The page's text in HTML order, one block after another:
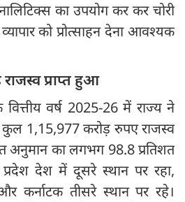
का उपयोग कर कर चोरी
को प्रोत्साहन देना आवश्यक
प्राप्त हुआ
वर्ष 2025-26 में राज्य ने
1,15,977 करोड़ रुपए राजस्व
अनुमान का लगभग 98.8 प्रतिशत
प्रदेश देश में दूसरे स्थान पर रहा,
और कर्नाटक तीसरे स्थान पर रहे।